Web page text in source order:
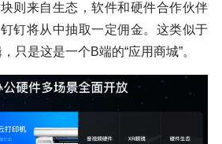
则来自生态，软件和硬件合作伙伴
钉将从中抽取一定佣金。这类似于
只是这是一个B端的“应用商城”。